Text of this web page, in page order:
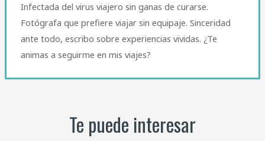
Infectada del virus viajero sin ganas de curarse.
Fotógrafa que prefiere viajar sin equipaje. Sinceridad
ante todo, escribo sobre experiencias vividas. ¿Te
animas a seguirme en mis viajes?
Te puede interesar